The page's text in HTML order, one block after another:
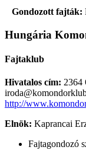
Gondozott fajták:
Hungária
Fajtaklub
Hivatalos cím: 2364
http://
Elnök: Kaprancai
Fajtagondozó